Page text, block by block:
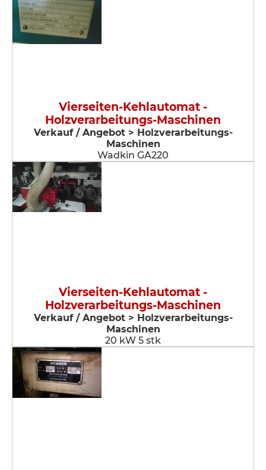
Vierseiten-Kehlautomat -
Holzverarbeitungs-Maschinen
Verkauf / Angebot > Holzverarbeitungs-
Maschinen
Wadkin GA220
Vierseiten-Kehlautomat -
Holzverarbeitungs-Maschinen
Verkauf / Angebot > Holzverarbeitungs-
Maschinen
20 kW 5 stk